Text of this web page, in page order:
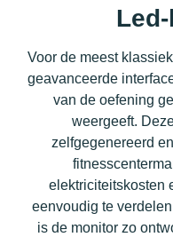
Voor de meest
geavanceerde
van de oefening
weergeeft.
zelfgegenereerd
elektriciteitskosten
eenvoudig te
is de monitor zo